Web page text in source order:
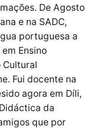
De Agosto
e na SADC,
portuguesa a
Ensino
Cultural
Fui docente na
agora em Díli,
da
que por